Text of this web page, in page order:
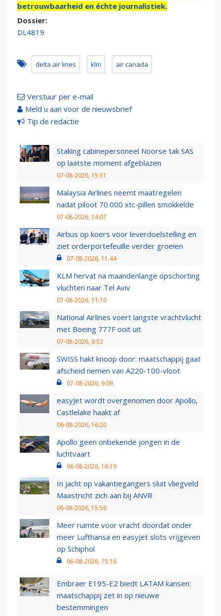
betrouwbaarheid en échte journalistiek.
Dossier:
DL4819
delta air lines klm air canada
Verstuur per e-mail
Meld u aan voor de nieuwsbrief
Tip de redactie
Staking cabinepersoneel Noorse tak SAS
op laatste moment afgeblazen
07-08-2026, 15:11
Malaysia Airlines neemt maatregelen
nadat piloot 70.000 xtc-pillen smokkelde
07-08-2026, 14:07
Airbus op koers voor leverdoelstelling en
ziet orderportefeuille verder groeien
07-08-2026, 11:44
KLM hervat na maandenlange opschorting
vluchten naar Tel Aviv
07-08-2026, 11:10
National Airlines voert langste vrachtvlucht
met Boeing 777F ooit uit
07-08-2026, 9:52
SWISS hakt knoop door: maatschappij gaat
afscheid nemen van A220-100-vloot
07-08-2026, 9:09
easyJet wordt overgenomen door Apollo,
Castlelake haakt af
06-08-2026, 16:20
Apollo geen onbekende jongen in de
luchtvaart
06-08-2026, 16:19
In jacht op vakantiegangers sluit vliegveld
Maastricht zich aan bij ANVR
06-08-2026, 15:56
Meer ruimte voor vracht doordat onder
meer Lufthansa en easyJet slots vrijgeven
op Schiphol
06-08-2026, 15:16
Embraer E195-E2 biedt LATAM kansen:
maatschappij zet in op nieuwe
bestemmingen